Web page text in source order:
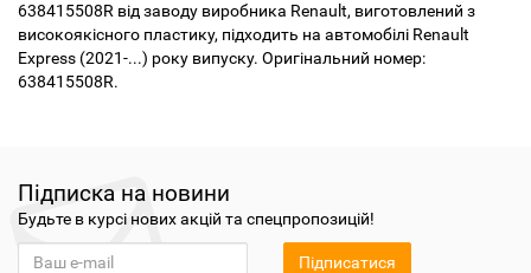
638415508R від заводу виробника Renault, виготовлений з
високоякісного пластику, підходить на автомобілі Renault
Express (2021-...) року випуску. Оригінальний номер:
638415508R.
Підписка на новини
Будьте в курсі нових акцій та спецпропозицій!
Підписатися